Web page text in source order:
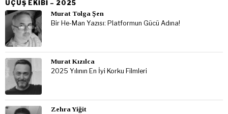
UÇUŞ EKIBI – 2025
Murat Tolga Şen
Bir He-Man Yazısı: Platformun Gücü Adına!
Murat Kızılca
2025 Yılının En İyi Korku Filmleri
Zehra Yiğit